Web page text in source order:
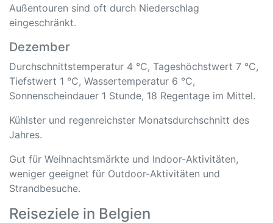
Außentouren sind oft durch Niederschlag
eingeschränkt.
Dezember
Durchschnittstemperatur 4 °C, Tageshöchstwert 7 °C,
Tiefstwert 1 °C, Wassertemperatur 6 °C,
Sonnenscheindauer 1 Stunde, 18 Regentage im Mittel.
Kühlster und regenreichster Monatsdurchschnitt des
Jahres.
Gut für Weihnachtsmärkte und Indoor-Aktivitäten,
weniger geeignet für Outdoor-Aktivitäten und
Strandbesuche.
Reiseziele in Belgien